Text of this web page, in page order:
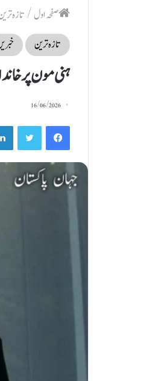
صفحہ اول /تازہ
تازہ ترین
ہنی مون پر
16/06/2026
Facebook